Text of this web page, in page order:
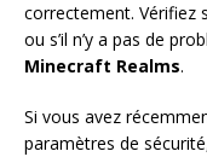
correctement. Vérifiez
ou s’il n’y a pas de
Minecraft Realms.
Si vous avez
paramètres de